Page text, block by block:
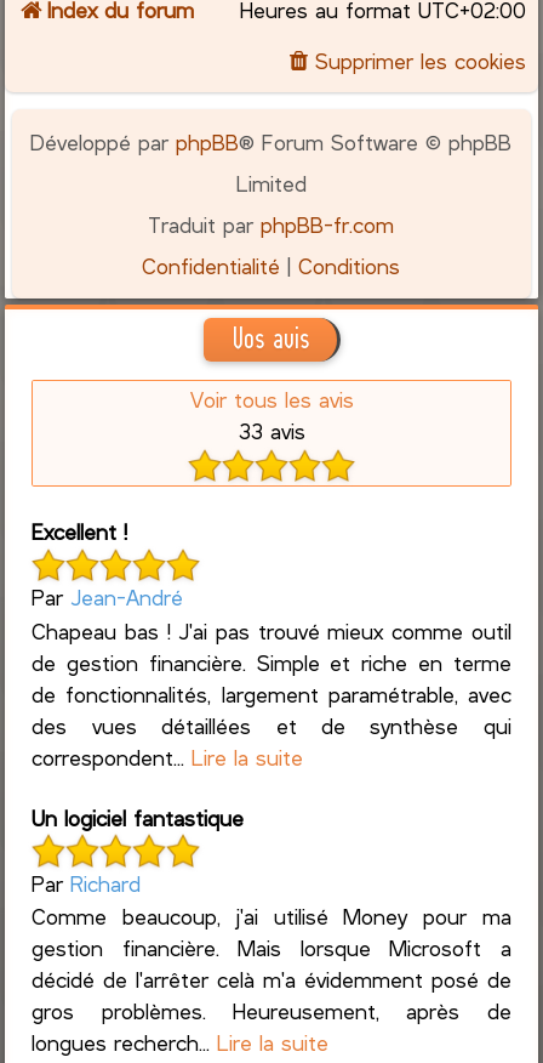
Index du forum Heures au format UTC+02:00
Supprimer les cookies
Développé parphpBB® Forum Software © phpBB
Limited
Traduit parphpBB-fr.com
Confidentialité |Conditions
Vos avis
Voir tous les avis
33 avis
Excellent !
Par Jean-André
Chapeau bas ! J'ai pas trouvé mieux comme outil
de gestion financière. Simple et riche en terme
de fonctionnalités, largement paramétrable, avec
des vues détaillées et de synthèse qui
correspondent...Lire la suite
Un logiciel fantastique
ParRichard
Comme beaucoup, j'ai utilisé Money pour ma
gestion financière. Mais lorsque Microsoft a
décidé de l'arrêter celà m'a évidemment posé de
gros problèmes. Heureusement, après de
longues recherch...Lire la suite